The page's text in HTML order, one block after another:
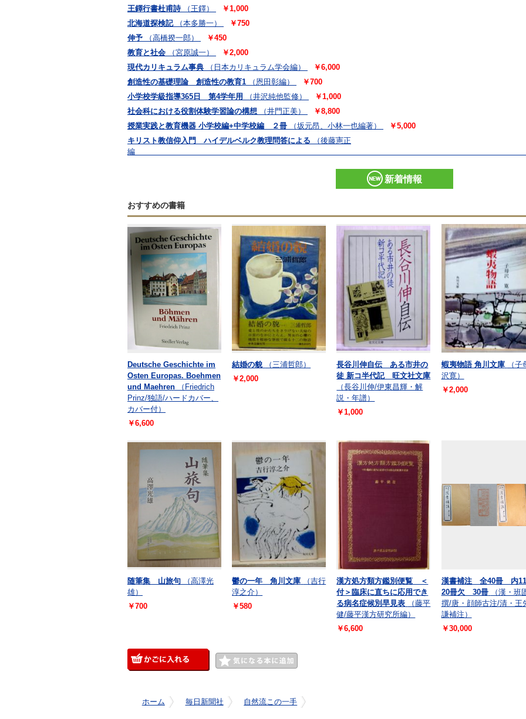
王鐸行書杜甫詩 （王鐸）
￥1,000
北海道探検記
（本多勝一）
￥750
伸予
（高橋揆一郎）
￥450
教育と社会
（宮原誠一）
￥2,000
現代カリキュラム事典
（日本カリキュラム学会編）
￥6,000
創造性の基礎理論 創造性の教育1
（恩田彰編）
￥700
小学校学級指導365日 第4学年用
（井沢純他監修）
￥1,000
社会科における役割体験学習論の構想
（井門正美）
￥8,800
授業実践と教育機器 小学校編+中学校編 ２冊
（坂元昂、小林一也編著）
￥5,000
キリスト教信仰入門 ハイデルベルク教理問答による
（後藤憲正
編
新着情報
おすすめの書籍
Deutsche Geschichte im
Osten Europas. Boehmen
und Maehren
（Friedrich
Prinz/独語/ハードカバー、
カバー付）
￥6,600
結婚の貌
（三浦哲郎）
￥2,000
長谷川伸自伝 ある市井の
徒 新コ半代記 旺文社文庫
（長谷川伸/伊東昌輝・解
説・年譜）
￥1,000
蝦夷物語 角川文庫
（子
沢寛）
￥2,000
随筆集 山旅句
（高澤光
雄）
￥700
鬱の一年 角川文庫
（吉行
淳之介）
￥580
漢方処方類方鑑別便覧 ＜
付＞臨床に直ちに応用でき
る病名症候別早見表
（藤平
健/藤平漢方研究所編）
￥6,600
漢書補注 全40冊 内
20冊欠 30冊
（漢・班
撰/唐・顔師古注/清・王
謙補注）
￥30,000
ホーム 毎日新聞社 自然流この一手